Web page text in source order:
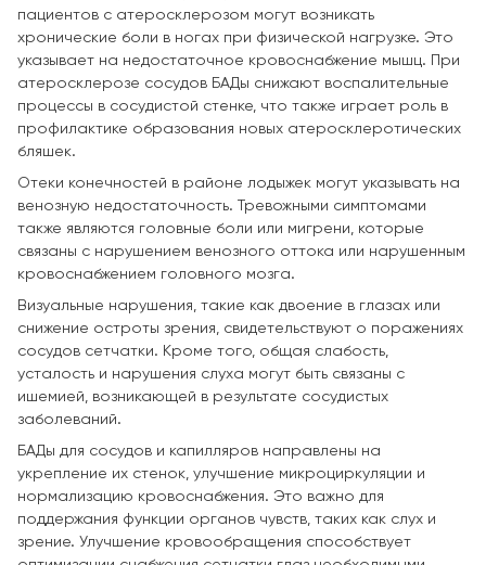
пациентов с атеросклерозом могут возникать
хронические боли в ногах при физической нагрузке. Это
указывает на недостаточное кровоснабжение мышц. При
атеросклерозе сосудов БАДы снижают воспалительные
процессы в сосудистой стенке, что также играет роль в
профилактике образования новых атеросклеротических
бляшек.
Отеки конечностей в районе лодыжек могут указывать на
венозную недостаточность. Тревожными симптомами
также являются головные боли или мигрени, которые
связаны с нарушением венозного оттока или нарушенным
кровоснабжением головного мозга.
Визуальные нарушения, такие как двоение в глазах или
снижение остроты зрения, свидетельствуют о поражениях
сосудов сетчатки. Кроме того, общая слабость,
усталость и нарушения слуха могут быть связаны с
ишемией, возникающей в результате сосудистых
заболеваний.
БАДы для сосудов и капилляров направлены на
укрепление их стенок, улучшение микроциркуляции и
нормализацию кровоснабжения. Это важно для
поддержания функции органов чувств, таких как слух и
зрение. Улучшение кровообращения способствует